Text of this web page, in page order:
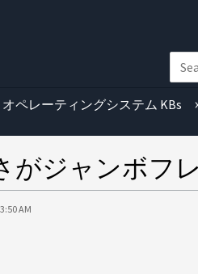
オペレーティングシステム KBs
がジャンボフ
AM